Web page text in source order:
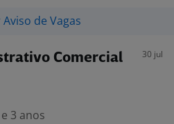
de Vagas
Comercial 30 jul
3 anos